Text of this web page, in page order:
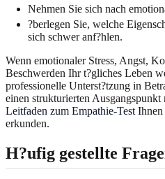
Nehmen Sie sich nach
?berlegen Sie, welche
sich schwer anf?hlen.
Wenn emotionaler Stress, Angst,
Beschwerden Ihr t?gliches Leben
professionelle Unterst?tzung in
einen strukturierten Ausgangspunkt
Leitfaden zum Empathie-Test
erkunden.
H?ufig gestellte